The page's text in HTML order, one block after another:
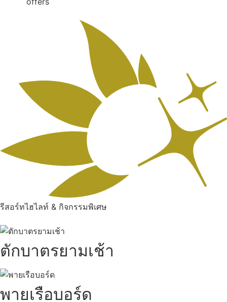
รีสอร์ทไฮไลท์ & กิจกรรมพิเศษ
ตักบาตรยามเช้า
พายเรือบอร์ด